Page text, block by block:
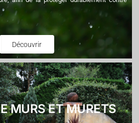
Découvrir
MURS ET MURETS